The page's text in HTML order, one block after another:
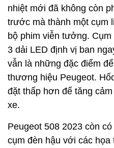
nhiệt mới đã không còn
trước mà thành một cụm
bộ phim viễn tưởng.
3 dải LED định vị ban
vẫn là những đặc điểm
thương hiệu Peugeot.
đặt thấp hơn để tăng
xe.
Peugeot 508 2023 còn
cụm đèn hậu với các họa